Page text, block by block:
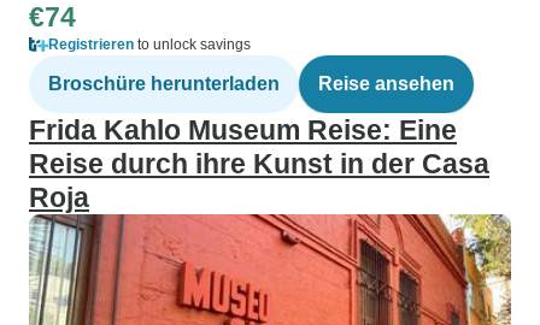
€74
Registrieren to unlock savings
Broschüre herunterladen Reise ansehen
Frida Kahlo Museum Reise: Eine
Reise durch ihre Kunst in der Casa
Roja